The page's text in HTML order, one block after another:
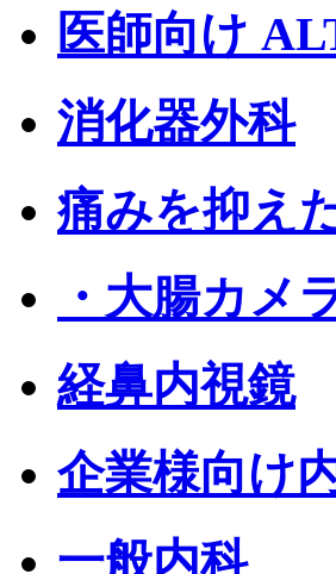
医師向け
消化器外科
痛みを抑え
・大腸カメ
経鼻内視鏡
企業様向け
一般内科